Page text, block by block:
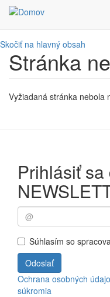
Skočiť na hlavný obsah
Stránka
Vyžiadaná stránka nebola
Prihlásiť sa
Súhlasím so
Odoslať
Ochrana osobných
súkromia